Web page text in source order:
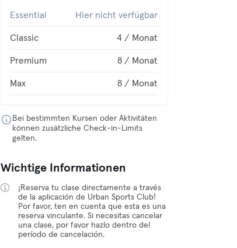
Essential Hier nicht verfügbar
Classic 4 / Monat
Premium 8 / Monat
Max 8 / Monat
Bei bestimmten Kursen oder Aktivitäten
können zusätzliche Check-in-Limits
gelten.
Wichtige Informationen
¡Reserva tu clase directamente a través
de la aplicación de Urban Sports Club!
Por favor, ten en cuenta que esta es una
reserva vinculante. Si necesitas cancelar
una clase, por favor hazlo dentro del
período de cancelación.